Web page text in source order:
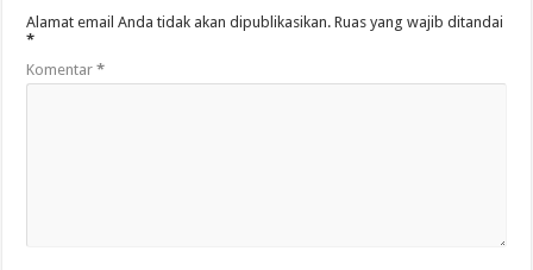
Alamat email Anda tidak akan dipublikasikan. Ruas yang wajib ditandai
*
Komentar*